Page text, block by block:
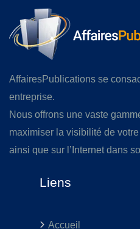
AffairesPublications se
entreprise.
Nous offrons une vaste
maximiser la visibilité de
ainsi que sur l’Internet dans
Liens
Accueil